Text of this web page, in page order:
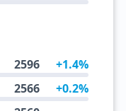
2596 +1.4%
2566 +0.2%